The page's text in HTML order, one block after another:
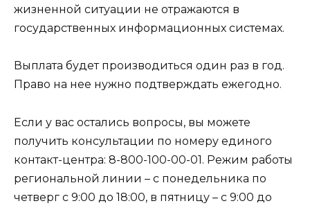
жизненной ситуации не отражаются в
государственных информационных системах.
Выплата будет производиться один раз в год.
Право на нее нужно подтверждать ежегодно.
Если у вас остались вопросы, вы можете
получить консультации по номеру единого
контакт-центра: 8-800-100-00-01. Режим работы
региональной линии – с понедельника по
четверг с 9:00 до 18:00, в пятницу – с 9:00 до